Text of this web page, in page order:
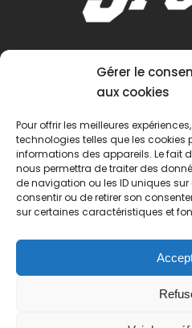
Gérer le
aux cookies
Pour offrir les meilleures
technologies telles que les
informations des appareils. Le fait
nous permettra de traiter des
de navigation ou les ID uniques sur
consentir ou de retirer son
sur certaines caractéristiques et